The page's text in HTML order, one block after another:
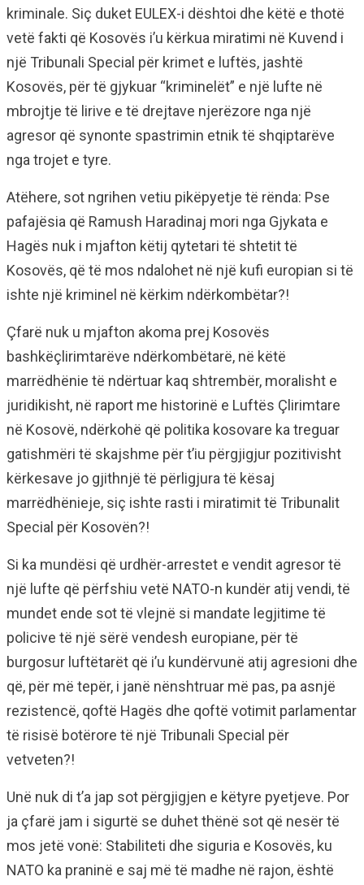
kriminale. Siç duket EULEX-i dështoi dhe këtë e thotë
vetë fakti që Kosovës i’u kërkua miratimi në Kuvend i
një Tribunali Special për krimet e luftës, jashtë
Kosovës, për të gjykuar “kriminelët” e një lufte në
mbrojtje të lirive e të drejtave njerëzore nga një
agresor që synonte spastrimin etnik të shqiptarëve
nga trojet e tyre.
Atëhere, sot ngrihen vetiu pikëpyetje të rënda: Pse
pafajësia që Ramush Haradinaj mori nga Gjykata e
Hagës nuk i mjafton këtij qytetari të shtetit të
Kosovës, që të mos ndalohet në një kufi europian si të
ishte një kriminel në kërkim ndërkombëtar?!
Çfarë nuk u mjafton akoma prej Kosovës
bashkëçlirimtarëve ndërkombëtarë, në këtë
marrëdhënie të ndërtuar kaq shtrembër, moralisht e
juridikisht, në raport me historinë e Luftës Çlirimtare
në Kosovë, ndërkohë që politika kosovare ka treguar
gatishmëri të skajshme për t’iu përgjigjur pozitivisht
kërkesave jo gjithnjë të përligjura të kësaj
marrëdhënieje, siç ishte rasti i miratimit të Tribunalit
Special për Kosovën?!
Si ka mundësi që urdhër-arrestet e vendit agresor të
një lufte që përfshiu vetë NATO-n kundër atij vendi, të
mundet ende sot të vlejnë si mandate legjitime të
policive të një sërë vendesh europiane, për të
burgosur luftëtarët që i’u kundërvunë atij agresioni dhe
që, për më tepër, i janë nënshtruar më pas, pa asnjë
rezistencë, qoftë Hagës dhe qoftë votimit parlamentar
të risisë botërore të një Tribunali Special për
vetveten?!
Unë nuk di t’a jap sot përgjigjen e këtyre pyetjeve. Por
ja çfarë jam i sigurtë se duhet thënë sot që nesër të
mos jetë vonë: Stabiliteti dhe siguria e Kosovës, ku
NATO ka praninë e saj më të madhe në rajon, është